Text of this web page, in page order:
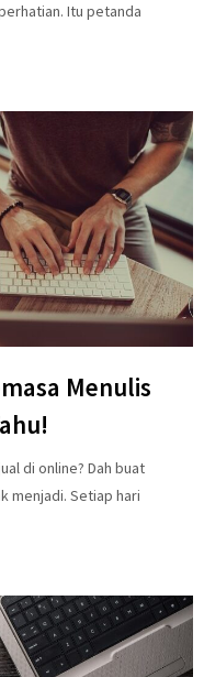
Itu petanda
Menulis
di online? Dah buat
menjadi. Setiap hari